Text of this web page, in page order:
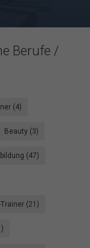
Berufe /
(4)
Beauty (3)
(47)
Trainer (21)